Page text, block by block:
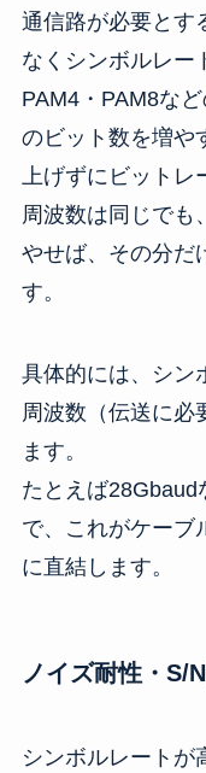
通信路が必要とす
なくシンボルレー
PAM4・PAM8な
のビット数を増や
上げずにビットレ
周波数は同じで
やせば、その分だ
す。
具体的には、シン
周波数（伝送に必
ます。
たとえば
で、これがケーブ
に直結します。
ノイズ耐性・S/
シンボルレートが